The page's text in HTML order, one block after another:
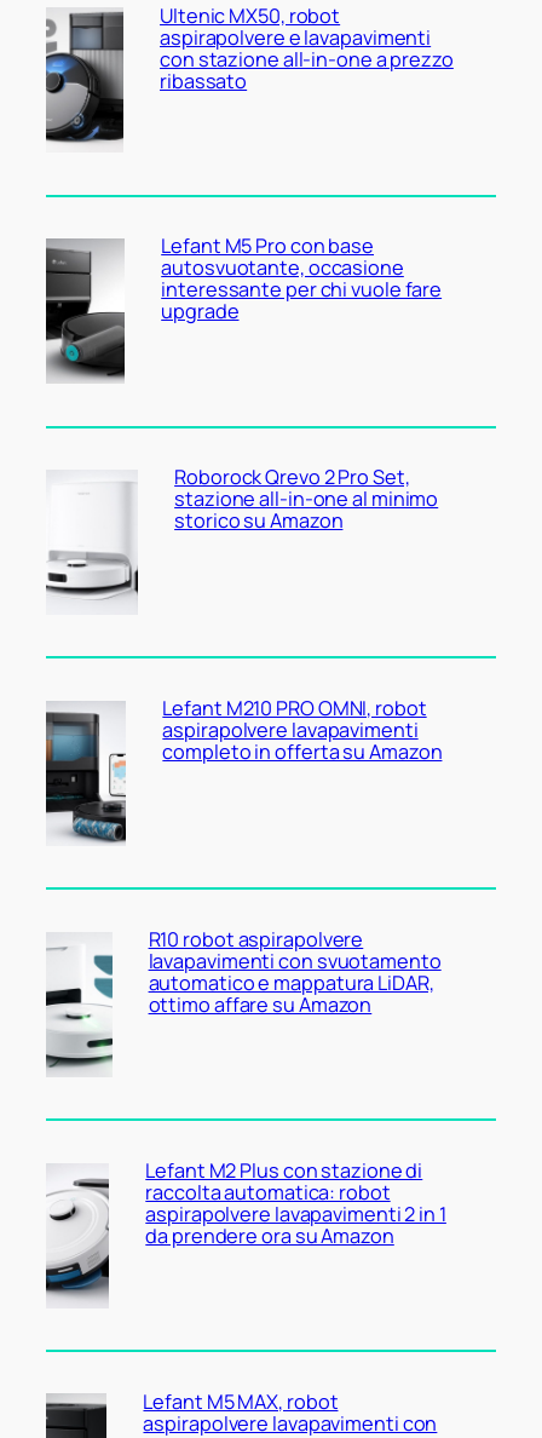
Ultenic MX50, robot
aspirapolvere e lavapavimenti
con stazione all-in-one a prezzo
ribassato
Lefant M5 Pro con base
autosvuotante, occasione
interessante per chi vuole fare
upgrade
Roborock Qrevo 2 Pro Set,
stazione all-in-one al minimo
storico su Amazon
Lefant M210 PRO OMNI, robot
aspirapolvere lavapavimenti
completo in offerta su Amazon
R10 robot aspirapolvere
lavapavimenti con svuotamento
automatico e mappatura LiDAR,
ottimo affare su Amazon
Lefant M2 Plus con stazione di
raccolta automatica: robot
aspirapolvere lavapavimenti 2 in 1
da prendere ora su Amazon
Lefant M5 MAX, robot
aspirapolvere lavapavimenti con